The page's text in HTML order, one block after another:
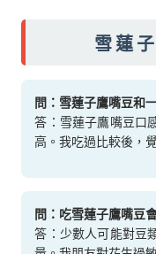
雪蓮
問：雪蓮子鷹嘴豆和
答：雪蓮子鷹嘴豆口
高。我吃過比較後，
問：吃雪蓮子鷹嘴豆
答：少數人可能對豆